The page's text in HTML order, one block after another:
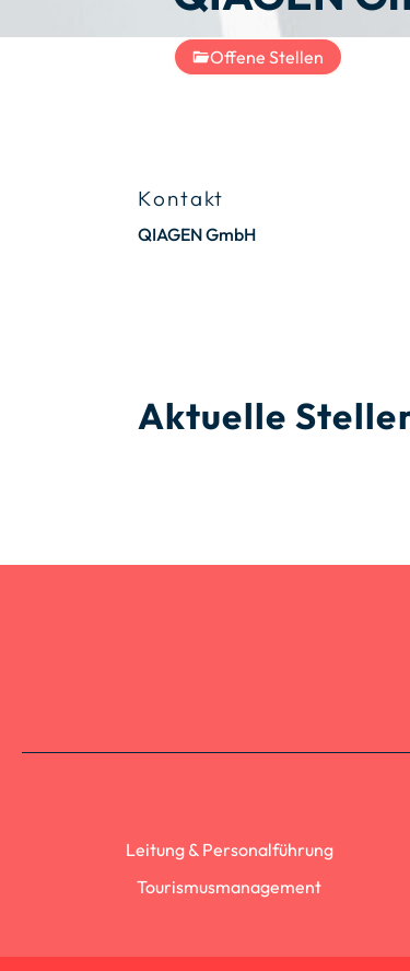
Offene Stellen
Kontakt
QIAGEN GmbH
Aktuelle
Leitung & Personalführung
Tourismusmanagement